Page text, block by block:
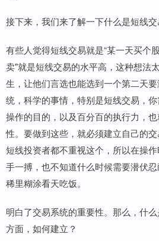
接下来，我们来了解一下什么是短线交
有些人觉得短线交易就是“某一天买个
卖"就是短线交易的水平高，这种想法
生，让他们言选也能选到一个第二天
统，科学的事情，特别是短线交易，
操作的目的，以及百分百的执行力，
性。要做到这些，就必须建立自己的
短线投资者都不重视这个，所以在操
手一搏，也不知道什么时候需要潜伏
稀里糊涂看天吃饭。
明白了交易系统的重要性。那么，什
方面，如何建立？